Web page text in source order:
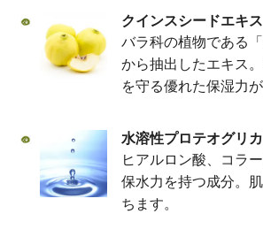
クインスシードエキス
バラ科の植物である
から抽出したエキス
を守る優れた保湿力が
水溶性プロテオグリ
ヒアルロン酸、コラ
保水力を持つ成分。
ちます。